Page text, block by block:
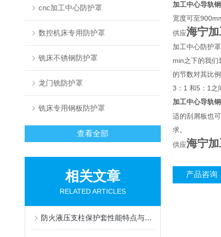
cnc加工中心防护罩
数控机床专用防护罩
铣床不锈钢防护罩
龙门铣防护罩
铣床专用钢板防护罩
查看全部
相关文章
RELATED ARTICLES
防火液压支柱保护套性能特点与阻燃防护应用
加工中心导轨
宽度可至
供应海宁
加工中心防护
min之下的我
的节数对其比
3：1 和5：1之
加工中心导轨
适的刮屑板也
求。
供应海宁
产品咨询